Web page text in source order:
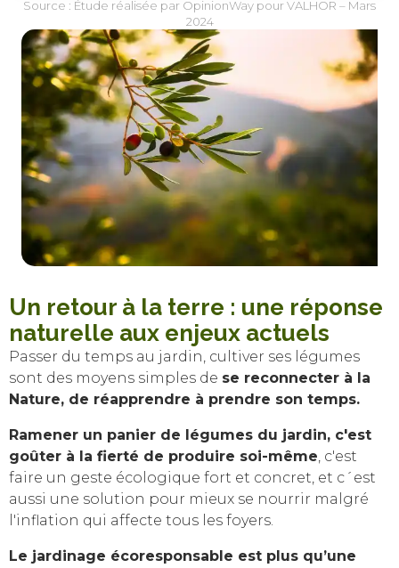
Source : Étude réalisée par OpinionWay pour VALHOR – Mars
2024
Un retour à la terre : une réponse
naturelle aux enjeux actuels
Passer du temps au jardin, cultiver ses légumes
sont des moyens simples de se reconnecter à la
Nature, de réapprendre à prendre son temps.
Ramener un panier de légumes du jardin, c'est
goûter à la fierté de produire soi-même, c'est
faire un geste écologique fort et concret, et c´est
aussi une solution pour mieux se nourrir malgré
l'inflation qui affecte tous les foyers.
Le jardinage écoresponsable est plus qu’une